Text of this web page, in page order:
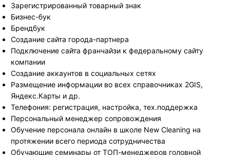
Зарегистрированный товарный знак
Бизнес-бук
Брендбук
Создание сайта города-партнера
Подключение сайта франчайзи к федеральному сайту
компании
Создание аккаунтов в социальных сетях
Размещение информации во всех справочниках 2GIS,
Яндекс.Карты и др.
Телефония: регистрация, настройка, тех.поддержка
Персональный менеджер сопровождения
Обучение персонала онлайн в школе New Cleaning на
протяжении всего периода сотрудничества
Обучающие семинары от ТОП-менеджеров головной